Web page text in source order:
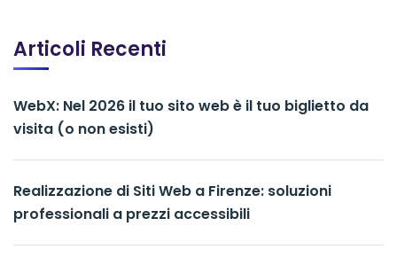
Articoli Recenti
WebX: Nel 2026 il tuo sito web è il tuo biglietto da
visita (o non esisti)
Realizzazione di Siti Web a Firenze: soluzioni
professionali a prezzi accessibili